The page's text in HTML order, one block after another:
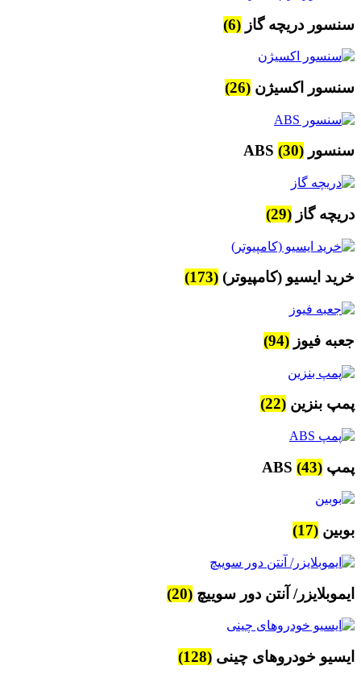
سنسور دریچه گاز (6)
سنسور اکسیژن (26)
سنسور ABS (30)
دریچه گاز (29)
خرید ایسیو (کامپیوتر) (173)
جعبه فیوز (94)
پمپ بنزین (22)
پمپ ABS (43)
بوبین (17)
ایموبلایزر/ آنتن دور سوییچ (20)
ایسیو خودروهای چینی (128)